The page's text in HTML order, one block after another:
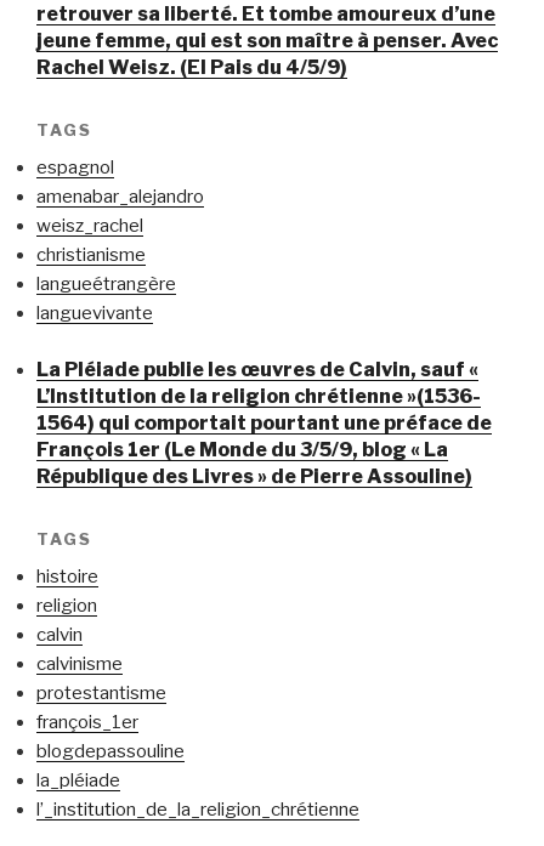
retrouver sa liberté. Et tombe amoureux d’une
jeune femme, qui est son maître à penser. Avec
Rachel Weisz. (El Pais du 4/5/9)
TAGS
espagnol
amenabar_alejandro
weisz_rachel
christianisme
langueétrangère
languevivante
La Pléiade publie les œuvres de Calvin, sauf «
L’Institution de la religion chrétienne »(1536-
1564) qui comportait pourtant une préface de
François 1er (Le Monde du 3/5/9, blog « La
République des Livres » de Pierre Assouline)
TAGS
histoire
religion
calvin
calvinisme
protestantisme
françois_1er
blogdepassouline
la_pléiade
l’_institution_de_la_religion_chrétienne